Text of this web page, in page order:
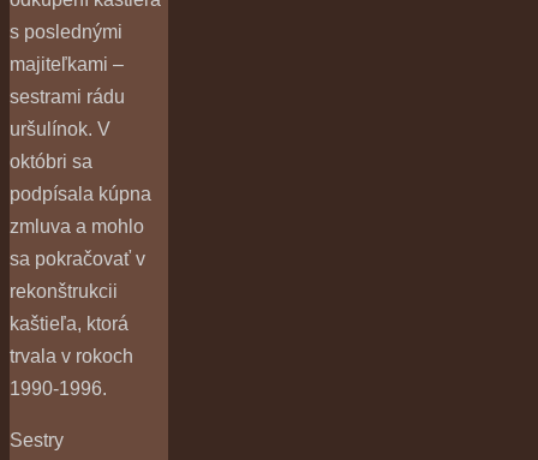
s poslednými
majiteľkami –
sestrami rádu
uršulínok. V
októbri sa
podpísala kúpna
zmluva a mohlo
sa pokračovať v
rekonštrukcii
kaštieľa, ktorá
trvala v rokoch
1990-1996.
Sestry